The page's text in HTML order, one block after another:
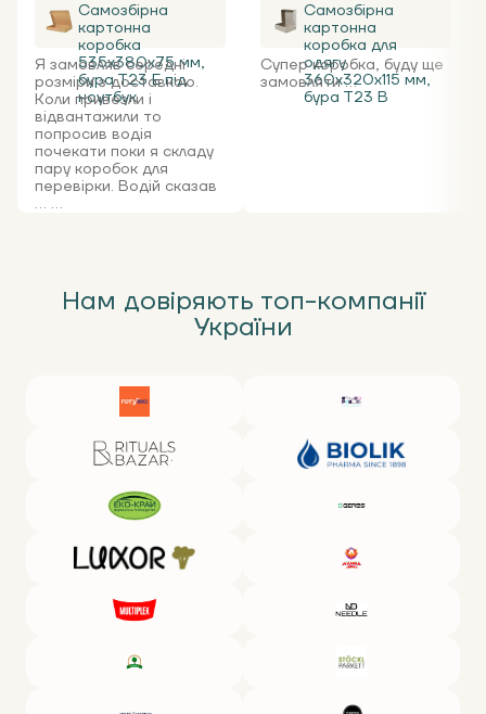
Самозбірна
картонна
коробка
535x380x75 мм,
бура Т23 Е під
ноутбук
Я замовляв середні
розміри з доставкою.
Коли привезли і
відвантажили то
попросив водія
почекати поки я складу
пару коробок для
перевірки. Водій сказав
... ...
Самозбірна
картонна
коробка для
одягу
360х320х115 мм,
бура Т23 В
Супер коробка, буду ще
замовляти ...
Нам довіряють топ-компанії
України